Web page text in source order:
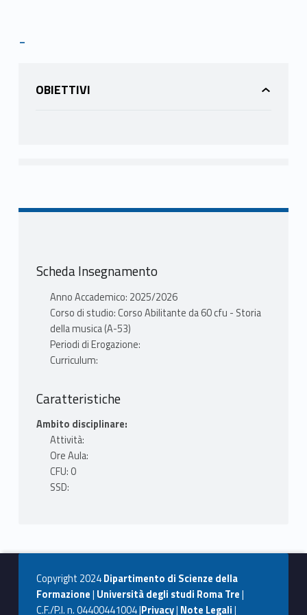
-
OBIETTIVI
Scheda Insegnamento
Anno Accademico: 2025/2026
Corso di studio: Corso Abilitante da 60 cfu - Storia
della musica (A-53)
Periodi di Erogazione:
Curriculum:
Caratteristiche
Ambito disciplinare:
Attività:
Ore Aula:
CFU: 0
SSD:
Copyright 2024Dipartimento di Scienze della
Formazione| Università degli studi Roma Tre|
C.F./P.I. n. 04400441004 |Privacy| Note Legali|